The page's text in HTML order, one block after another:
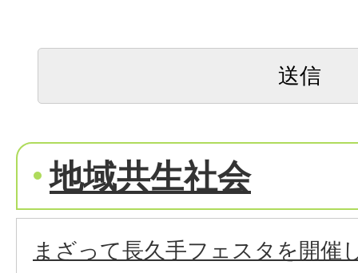
地域共生社会
まざって長久手フェスタを開催